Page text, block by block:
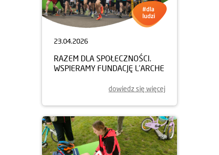
23.04.2026
RAZEM DLA SPOŁECZNOŚCI.
WSPIERAMY FUNDACJĘ L’ARCHE
dowiedz się więcej